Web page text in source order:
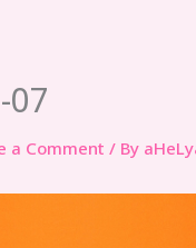
07
a Comment / By